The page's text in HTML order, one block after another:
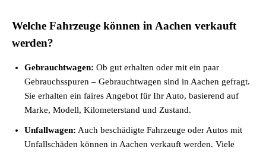
Welche Fahrzeuge können in Aachen verkauft
werden?
Gebrauchtwagen: Ob gut erhalten oder mit ein paar
Gebrauchsspuren – Gebrauchtwagen sind in Aachen gefragt.
Sie erhalten ein faires Angebot für Ihr Auto, basierend auf
Marke, Modell, Kilometerstand und Zustand.
Unfallwagen: Auch beschädigte Fahrzeuge oder Autos mit
Unfallschäden können in Aachen verkauft werden. Viele